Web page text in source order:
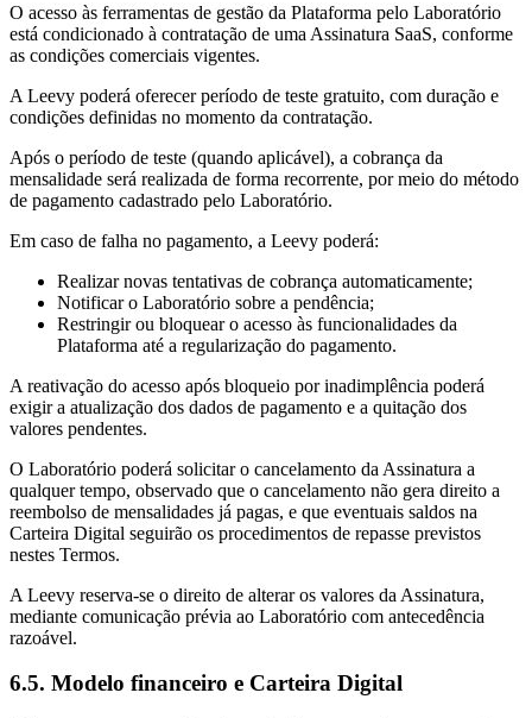
O acesso às ferramentas de gestão da Plataforma pelo Laboratório
está condicionado à contratação de uma Assinatura SaaS, conforme
as condições comerciais vigentes.
A Leevy poderá oferecer período de teste gratuito, com duração e
condições definidas no momento da contratação.
Após o período de teste (quando aplicável), a cobrança da
mensalidade será realizada de forma recorrente, por meio do método
de pagamento cadastrado pelo Laboratório.
Em caso de falha no pagamento, a Leevy poderá:
Realizar novas tentativas de cobrança automaticamente;
Notificar o Laboratório sobre a pendência;
Restringir ou bloquear o acesso às funcionalidades da
Plataforma até a regularização do pagamento.
A reativação do acesso após bloqueio por inadimplência poderá
exigir a atualização dos dados de pagamento e a quitação dos
valores pendentes.
O Laboratório poderá solicitar o cancelamento da Assinatura a
qualquer tempo, observado que o cancelamento não gera direito a
reembolso de mensalidades já pagas, e que eventuais saldos na
Carteira Digital seguirão os procedimentos de repasse previstos
nestes Termos.
A Leevy reserva-se o direito de alterar os valores da Assinatura,
mediante comunicação prévia ao Laboratório com antecedência
razoável.
6.5. Modelo financeiro e Carteira Digital